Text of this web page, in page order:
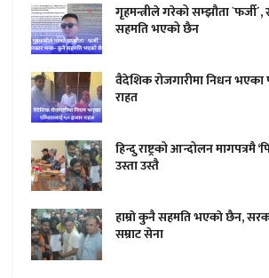
गृहमन्त्रीले गरेको सम्झौता
सहमति भएको छैन
वैदेशिक रोजगारीमा निधन भएका
राहत
हिन्दु राष्ट्रको आन्दोलन मागपत्रमै
उस्ता उस्तै
हाम्राे कुनै सहमति भएकाे छैन,
सम्राट सेना